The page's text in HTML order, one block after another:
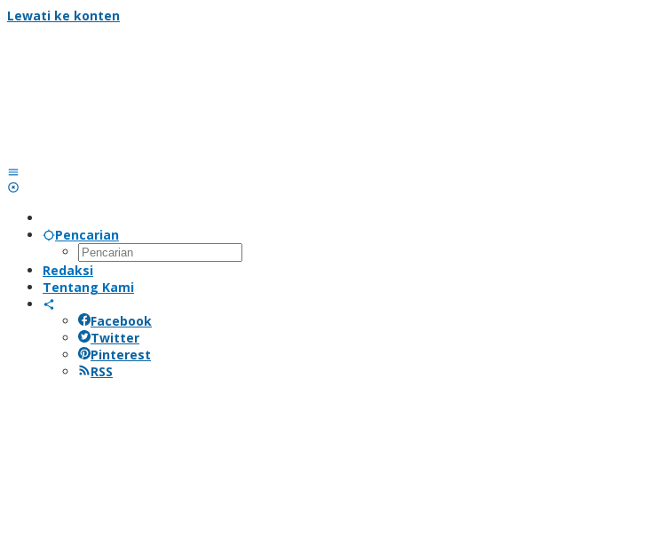
Lewati ke konten
Pencarian
Redaksi
Tentang Kami
Facebook
Twitter
Pinterest
RSS